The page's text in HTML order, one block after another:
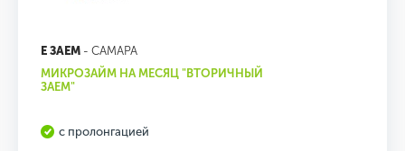
Е ЗАЕМ - САМАРА
МИКРОЗАЙМ НА МЕСЯЦ "ВТОРИЧНЫЙ
ЗАЕМ"
с пролонгацией